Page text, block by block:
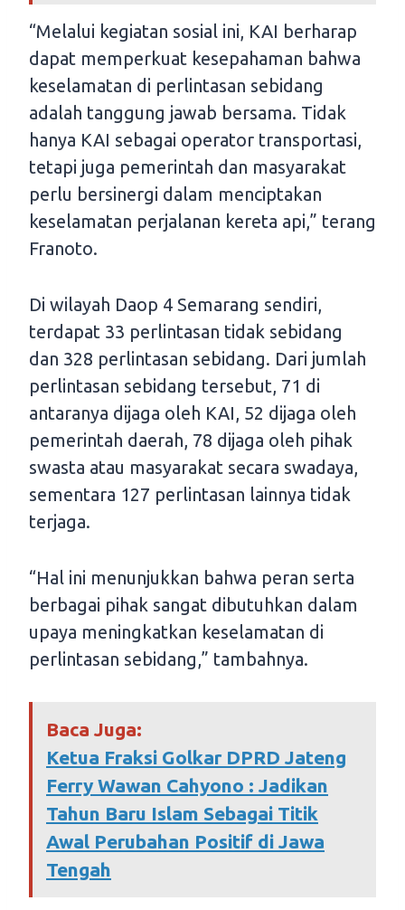
“Melalui kegiatan sosial ini, KAI berharap
dapat memperkuat kesepahaman bahwa
keselamatan di perlintasan sebidang
adalah tanggung jawab bersama. Tidak
hanya KAI sebagai operator transportasi,
tetapi juga pemerintah dan masyarakat
perlu bersinergi dalam menciptakan
keselamatan perjalanan kereta api,” terang
Franoto.
Di wilayah Daop 4 Semarang sendiri,
terdapat 33 perlintasan tidak sebidang
dan 328 perlintasan sebidang. Dari jumlah
perlintasan sebidang tersebut, 71 di
antaranya dijaga oleh KAI, 52 dijaga oleh
pemerintah daerah, 78 dijaga oleh pihak
swasta atau masyarakat secara swadaya,
sementara 127 perlintasan lainnya tidak
terjaga.
“Hal ini menunjukkan bahwa peran serta
berbagai pihak sangat dibutuhkan dalam
upaya meningkatkan keselamatan di
perlintasan sebidang,” tambahnya.
Baca Juga:
Ketua Fraksi Golkar DPRD Jateng
Ferry Wawan Cahyono : Jadikan
Tahun Baru Islam Sebagai Titik
Awal Perubahan Positif di Jawa
Tengah